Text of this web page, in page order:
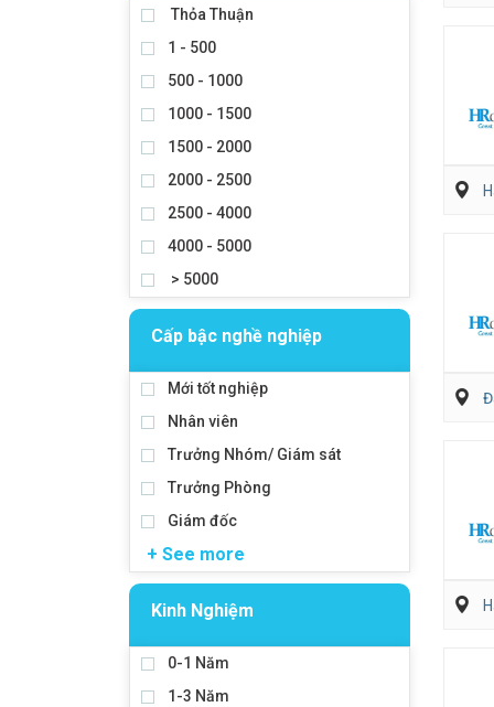
Thỏa Thuận
1 - 500
500 - 1000
1000 - 1500
1500 - 2000
2000 - 2500
2500 - 4000
4000 - 5000
> 5000
Cấp bậc nghề nghiệp
Mới tốt nghiệp
Nhân viên
Trưởng Nhóm/ Giám sát
Trưởng Phòng
Giám đốc
+ See more
Kinh Nghiệm
0-1 Năm
1-3 Năm